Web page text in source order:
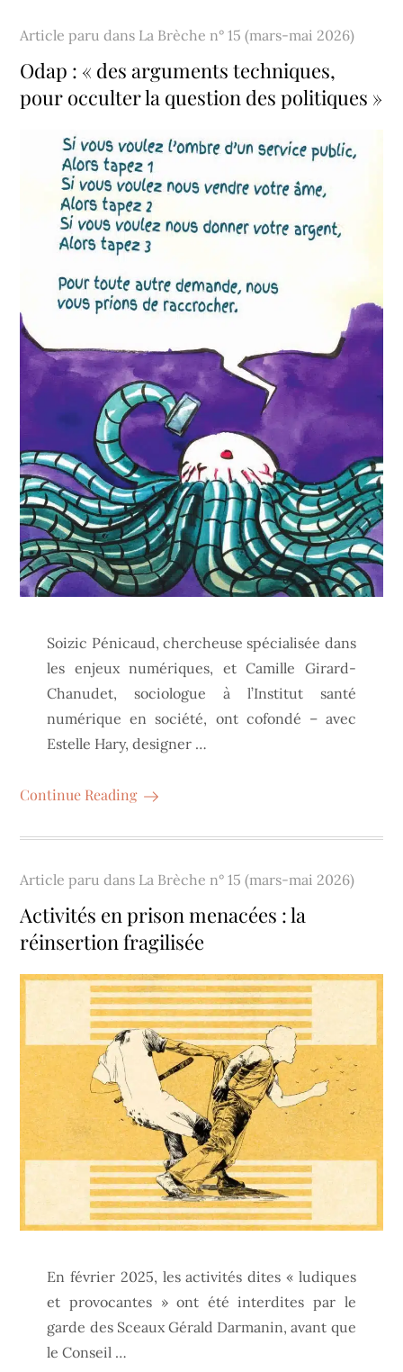
Article paru dans La Brèche n° 15 (mars-mai 2026)
Odap : « des arguments techniques,
pour occulter la question des politiques »
Soizic Pénicaud, chercheuse spécialisée dans
les enjeux numériques, et Camille Girard-
Chanudet, sociologue à l’Institut santé
numérique en société, ont cofondé – avec
Estelle Hary, designer …
Continue Reading
Article paru dans La Brèche n° 15 (mars-mai 2026)
Activités en prison menacées : la
réinsertion fragilisée
En février 2025, les activités dites « ludiques
et provocantes » ont été interdites par le
garde des Sceaux Gérald Darmanin, avant que
le Conseil …